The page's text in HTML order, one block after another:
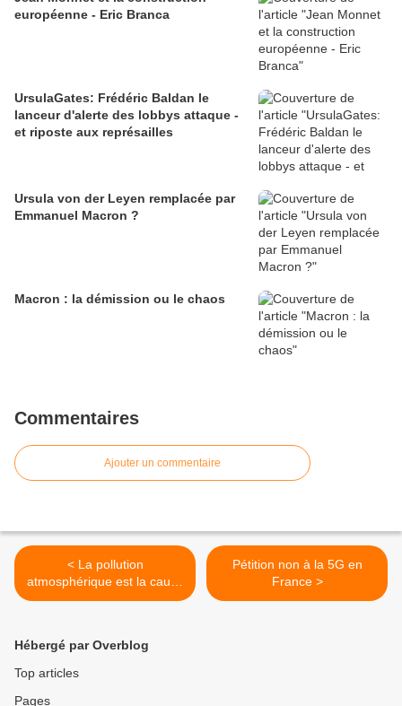
européenne - Eric Branca
UrsulaGates: Frédéric Baldan le
lanceur d'alerte des lobbys attaque -
et riposte aux représailles
Ursula von der Leyen remplacée par
Emmanuel Macron ?
Macron : la démission ou le chaos
Commentaires
Ajouter un commentaire
< La pollution
atmosphérique est la cause
principale du réchauffement
Pétition non à la 5G en
France >
Hébergé par Overblog
Top articles
Pages